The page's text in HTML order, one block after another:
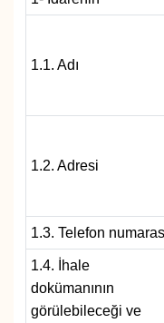
1.1. Adı
1.2. Adresi
1.3. Telefon
1.4. İhale
dokümanının
görülebileceği ve
En çok
GENEL
Güncel